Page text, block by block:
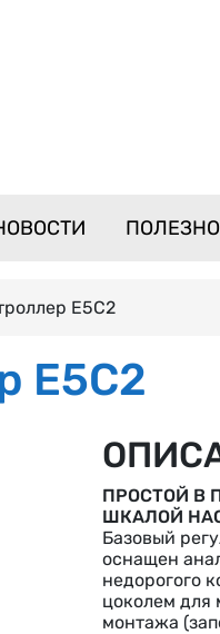
E5C2
E5C2
ПРОСТОЙ В
ШКАЛОЙ
Базовый
оснащен
недорогого
цоколем для
монтажа